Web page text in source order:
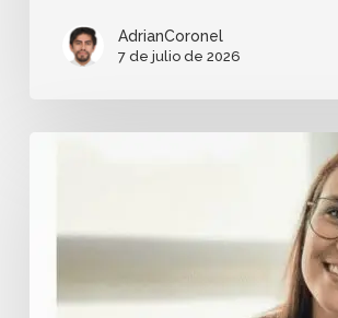
AdrianCoronel
7 de julio de 2026